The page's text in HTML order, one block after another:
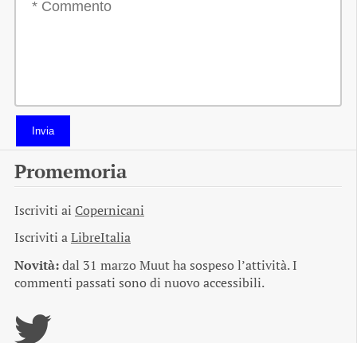
Invia
Promemoria
Iscriviti ai Copernicani
Iscriviti aLibreItalia
Novità:dal 31 marzo Muut ha sospeso l’attività. I
commenti passati sono di nuovo accessibili.